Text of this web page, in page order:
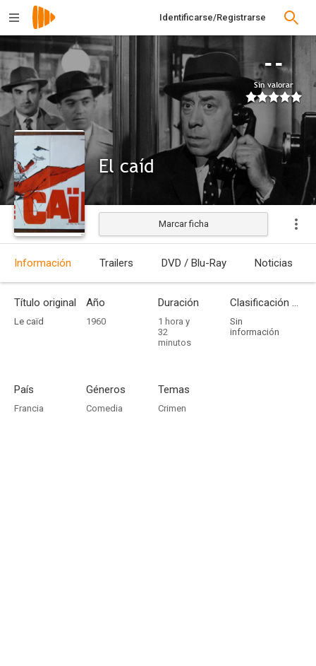
Identificarse/Registrarse
--
Sin valorar
El caíd
Estrenada
Marcar ficha
Información Trailers DVD / Blu-Ray Noticias
Título original
Le caïd
Año
1960
Duración
1 hora y
32
minutos
Clasificación por edades
Sin
información
País
Francia
Géneros
Comedia
Temas
Crimen